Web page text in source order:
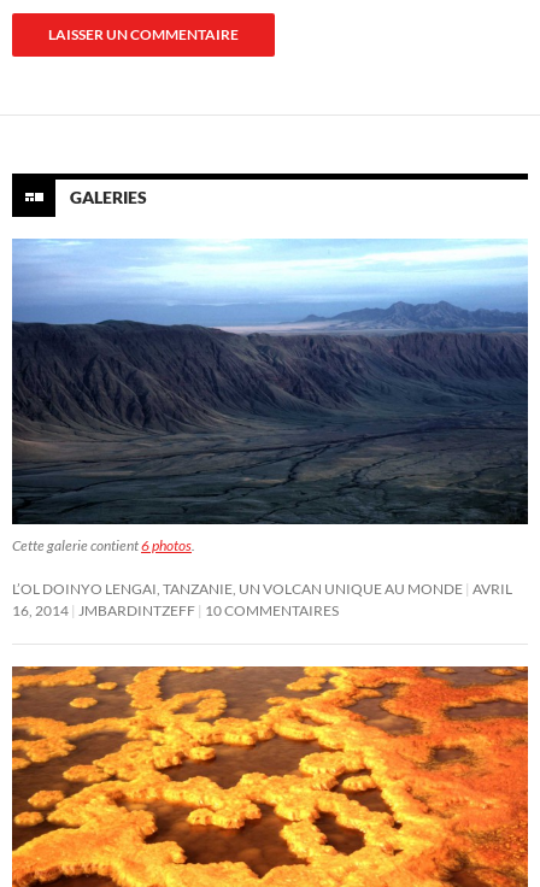
GALERIES
Cette galerie contient6 photos
L’OL DOINYO LENGAI, TANZANIE, UN VOLCAN UNIQUE AU MONDE AVRIL
16, 2014
JMBARDINTZEFF 10 COMMENTAIRES